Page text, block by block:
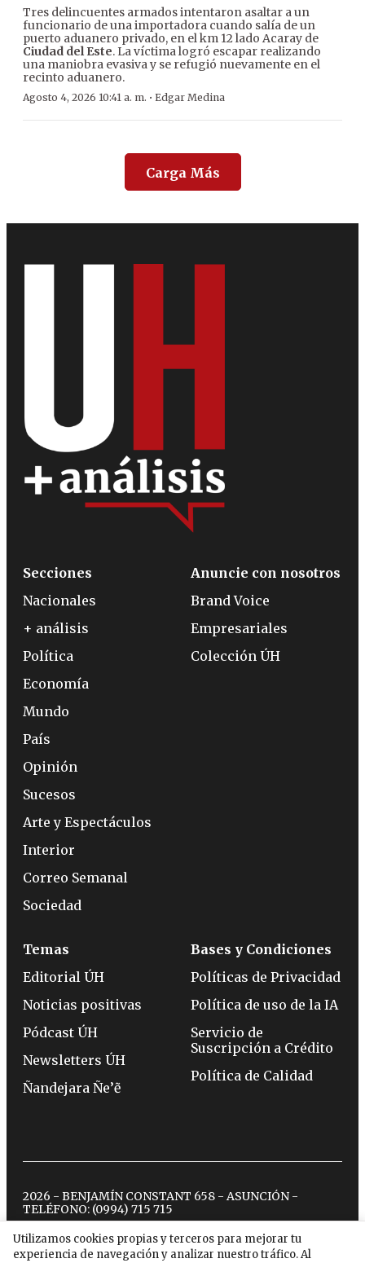
Tres delincuentes armados intentaron asaltar a un
funcionario de una importadora cuando salía de un
puerto aduanero privado, en el km 12 lado Acaray de
Ciudad del Este. La víctima logró escapar realizando
una maniobra evasiva y se refugió nuevamente en el
recinto aduanero.
Agosto 4, 2026 10:41 a. m. · Edgar Medina
Carga Más
Utilizamos cookies propias y terceros para mejorar tu
experiencia de navegación y analizar nuestro tráfico. Al
Secciones
Nacionales
+ análisis
Política
Economía
Mundo
País
Opinión
Sucesos
Arte y Espectáculos
Interior
Correo Semanal
Sociedad
Anuncie con nosotros
Brand Voice
Empresariales
Colección ÚH
Temas
Editorial ÚH
Noticias positivas
Pódcast ÚH
Newsletters ÚH
Ñandejara Ñe’ẽ
Bases y Condiciones
Políticas de Privacidad
Política de uso de la IA
Servicio de
Suscripción a Crédito
Política de Calidad
2026 - BENJAMÍN CONSTANT 658 - ASUNCIÓN -
TELÉFONO: (0994) 715 715